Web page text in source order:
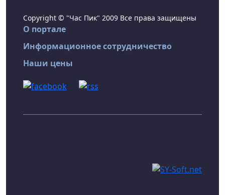
Copyright © "Час Пик" 2009 Все права защищены
О портале
Информационное сотрудничество
Наши цены